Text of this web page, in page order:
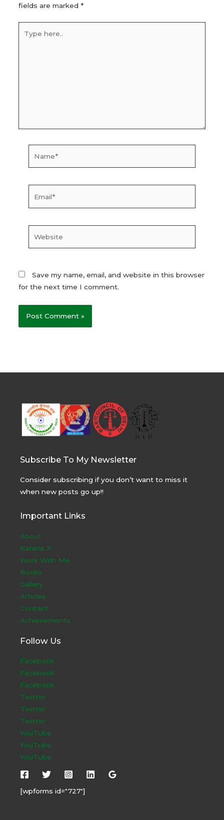
fields are marked *
here..
Save my name, email, and website in this browser
for the next time I comment.
Subscribe To My Newsletter
Consider subscribing if you don’t want to miss it
when new posts go up!!
Important Links
About
Kataria Ji
Work With Me
Books
Gallery
Articles
Contact
Achievements
Follow Us
Facebook
Facebook
Facebook
Twitter
Twitter
Twitter
YouTube
YouTube
YouTube
[wpforms id="727"]